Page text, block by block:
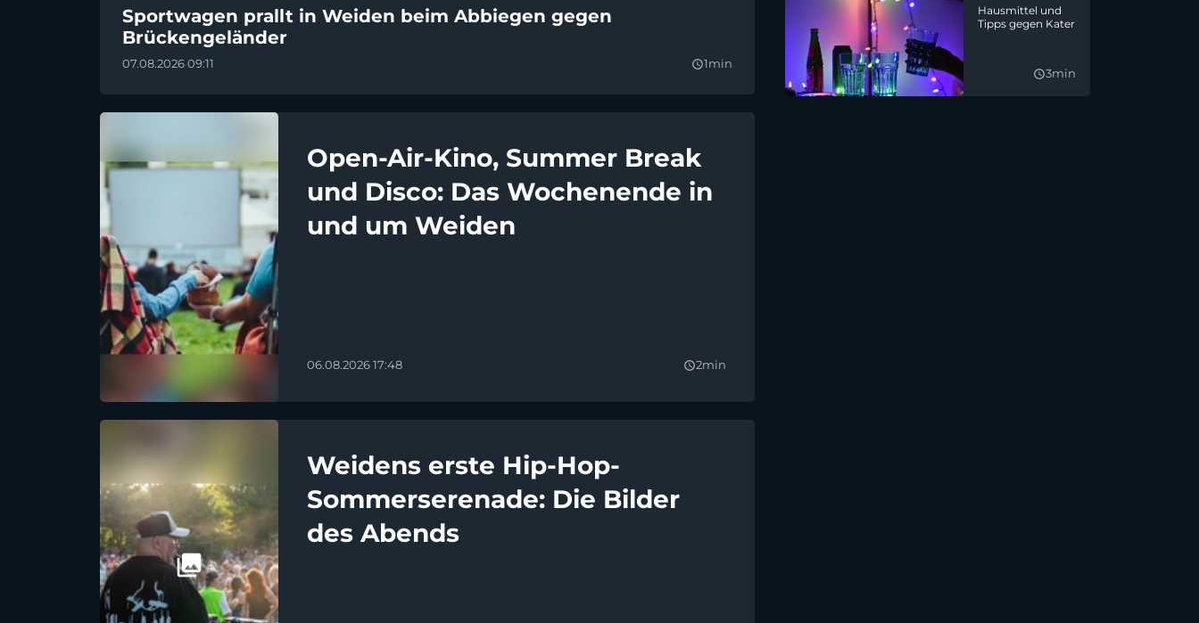
Sportwagen prallt in Weiden beim Abbiegen gegen
Brückengeländer
07.08.2026 09:11 query_builder1min
Open-Air-Kino, Summer Break
und Disco: Das Wochenende in
und um Weiden
06.08.2026 17:48 query_builder2min
Weidens erste Hip-Hop-
Sommerserenade: Die Bilder
des Abends
Hausmittel und
Tipps gegen Kater
query_builder3min